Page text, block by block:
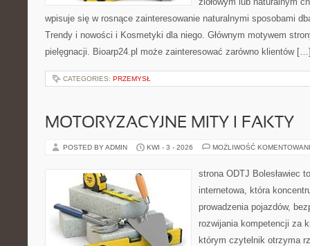
wpisuje się w rosnące zainteresowanie naturalnymi sposobami
Trendy i nowości i Kosmetyki dla niego. Głównym motywem
pielęgnacji. Bioarp24.pl może zainteresować zarówno klientów
CATEGORIES: PRZEMYSŁ
MOTORYZACYJNE MITY I FAKTY
POSTED BY ADMIN KWI - 3 - 2026 MOŻLIWOŚĆ
strona ODTJ Bolesławiec
internetowa, która
prowadzenia pojazdów,
rozwijania kompetencji za
którym czytelnik otrzyma